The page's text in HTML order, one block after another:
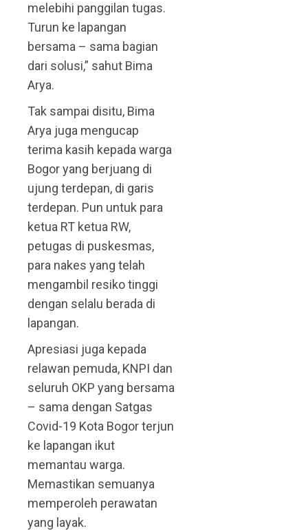
melebihi panggilan tugas.
Turun ke lapangan
bersama – sama bagian
dari solusi,” sahut Bima
Arya.
Tak sampai disitu, Bima
Arya juga mengucap
terima kasih kepada warga
Bogor yang berjuang di
ujung terdepan, di garis
terdepan. Pun untuk para
ketua RT ketua RW,
petugas di puskesmas,
para nakes yang telah
mengambil resiko tinggi
dengan selalu berada di
lapangan.
Apresiasi juga kepada
relawan pemuda, KNPI dan
seluruh OKP yang bersama
– sama dengan Satgas
Covid-19 Kota Bogor terjun
ke lapangan ikut
memantau warga.
Memastikan semuanya
memperoleh perawatan
yang layak.